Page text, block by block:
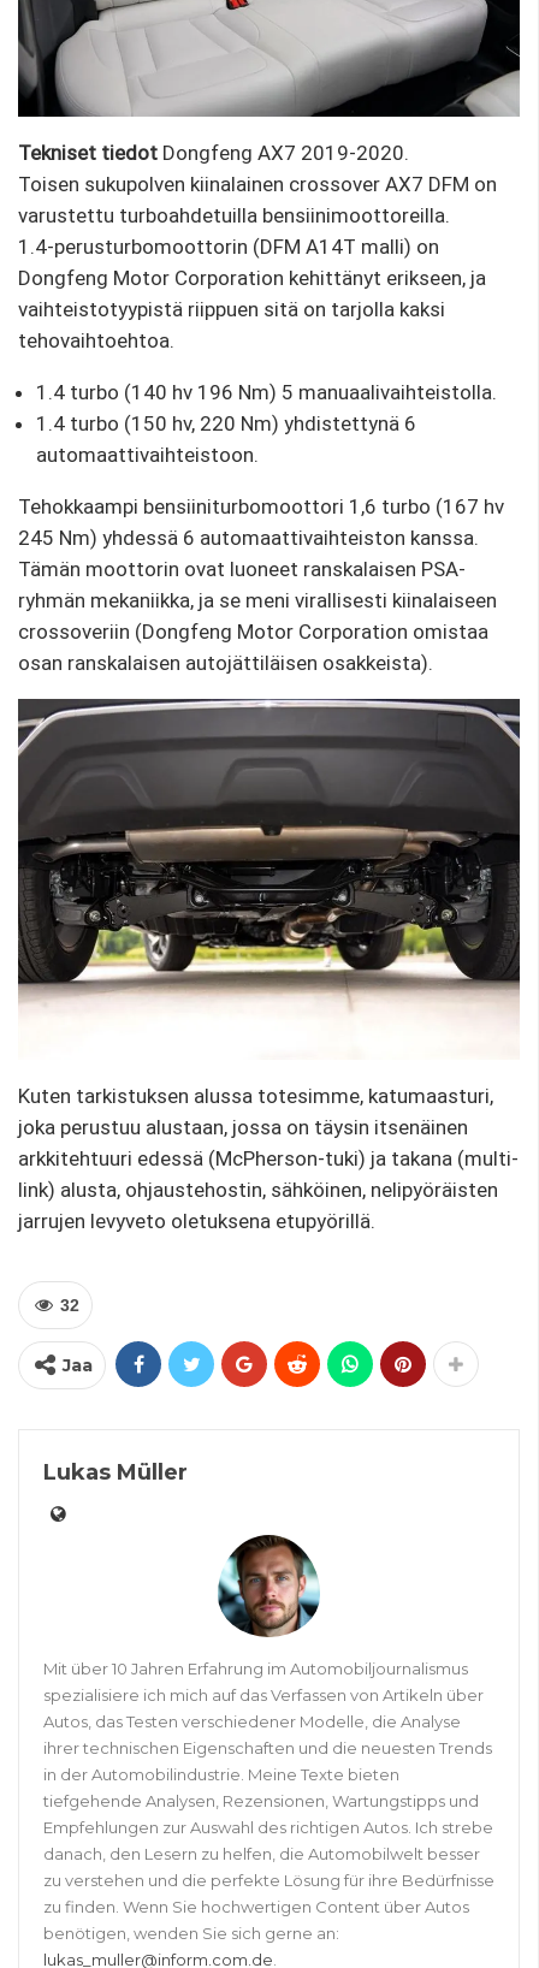
Tekniset tiedot Dongfeng AX7 2019-2020.
Toisen sukupolven kiinalainen crossover AX7 DFM on
varustettu turboahdetuilla bensiinimoottoreilla.
1.4-perusturbomoottorin (DFM A14T malli) on
Dongfeng Motor Corporation kehittänyt erikseen, ja
vaihteistotyypistä riippuen sitä on tarjolla kaksi
tehovaihtoehtoa.
1.4 turbo (140 hv 196 Nm) 5 manuaalivaihteistolla.
1.4 turbo (150 hv, 220 Nm) yhdistettynä 6
automaattivaihteistoon.
Tehokkaampi bensiiniturbomoottori 1,6 turbo (167 hv
245 Nm) yhdessä 6 automaattivaihteiston kanssa.
Tämän moottorin ovat luoneet ranskalaisen PSA-
ryhmän mekaniikka, ja se meni virallisesti kiinalaiseen
crossoveriin (Dongfeng Motor Corporation omistaa
osan ranskalaisen autojättiläisen osakkeista).
Kuten tarkistuksen alussa totesimme, katumaasturi,
joka perustuu alustaan, jossa on täysin itsenäinen
arkkitehtuuri edessä (McPherson-tuki) ja takana (multi-
link) alusta, ohjaustehostin, sähköinen, nelipyöräisten
jarrujen levyveto oletuksena etupyörillä.
32
Jaa
Lukas Müller
Mit über 10 Jahren Erfahrung im Automobiljournalismus
spezialisiere ich mich auf das Verfassen von Artikeln über
Autos, das Testen verschiedener Modelle, die Analyse
ihrer technischen Eigenschaften und die neuesten Trends
in der Automobilindustrie. Meine Texte bieten
tiefgehende Analysen, Rezensionen, Wartungstipps und
Empfehlungen zur Auswahl des richtigen Autos. Ich strebe
danach, den Lesern zu helfen, die Automobilwelt besser
zu verstehen und die perfekte Lösung für ihre Bedürfnisse
zu finden. Wenn Sie hochwertigen Content über Autos
benötigen, wenden Sie sich gerne an:
lukas_muller@inform.com.de